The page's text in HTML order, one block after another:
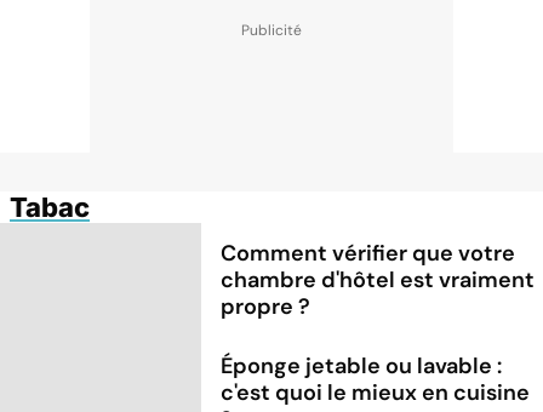
Tabac
Comment vérifier que votre
chambre d'hôtel est vraiment
propre ?
Éponge jetable ou lavable :
c'est quoi le mieux en cuisine